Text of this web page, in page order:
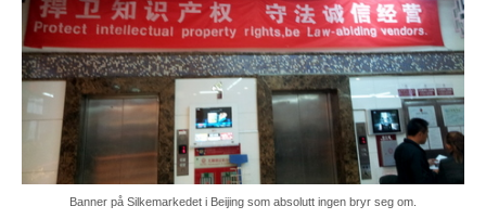
Banner på Silkemarkedet i Beijing som absolutt ingen bryr seg om.